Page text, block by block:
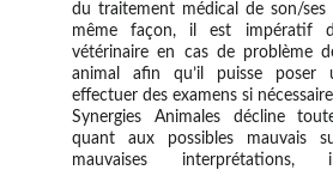
du traitement médical de son/ses
même façon, il est impératif
vétérinaire en cas de problème
animal afin qu’il puisse poser
effectuer des examens si
​Synergies Animales décline
quant aux possibles mauvais
mauvaises interprétations,